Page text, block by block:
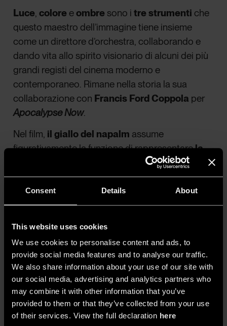
Consent Details About
This website uses cookies
We use cookies to personalise content and ads, to
provide social media features and to analyse our traffic.
We also share information about your use of our site with
our social media, advertising and analytics partners who
may combine it with other information that you’ve
provided to them or that they’ve collected from your use
of their services. View the full declaration here
Luce,colore eombre sono itre strumenti che
questo maestro dell’immagine tiene insieme
come un direttore d’orchestra, collaborando e
dando vita allo spirito visionario di alcuni dei più
grandi registi del cinema moderno e
contemporaneo. Rimane nella storia la sua
collaborazione con Francis Ford Coppola per
Apocalypse Now.
Nel film, il giallo del napalm assume
figurativamente la funzione di rappresentarela
violenza dei processi di civilizzazionedurante
la guerra del Vietnam, scagliato controil verde
della giungla
, un ambiente ostile, ignoto e
metaforicamente sconfinato che sarà l’oblio per
personaggio del colonnello Kurtz, tagliato da
ombre che fanno fluttuare il suo viso donando
pathos al monologo finale. Sempre con
Coppola, Storaro firma la fotografia diOne from
the Heart del 1981, in cui ha la possibilità di dare
libero sfogo alle sue ispirazioni visive in un